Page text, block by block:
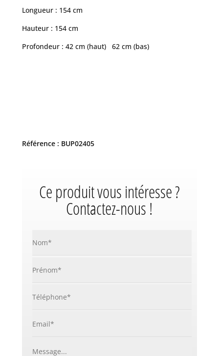
Longueur : 154 cm
Hauteur : 154 cm
Profondeur : 42 cm (haut) 62 cm (bas)
Référence : BUP02405
Ce produit vous intéresse ?
Contactez-nous !